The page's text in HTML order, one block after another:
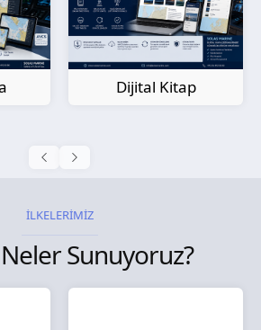
Kağıt Harita
İLKELERİMİZ
Sunuyoruz?